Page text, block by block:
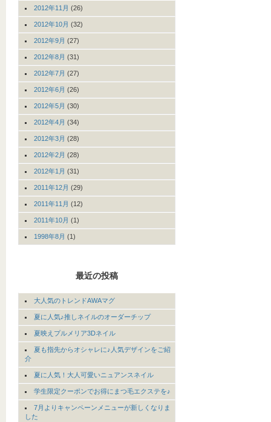
2012年11月 (26)
2012年10月 (32)
2012年9月 (27)
2012年8月 (31)
2012年7月 (27)
2012年6月 (26)
2012年5月 (30)
2012年4月 (34)
2012年3月 (28)
2012年2月 (28)
2012年1月 (31)
2011年12月 (29)
2011年11月 (12)
2011年10月 (1)
1998年8月 (1)
最近の投稿
大人気のトレンドAWAマグ
夏に人気♪推しネイルのオーダーチップ
夏映えプルメリア3Dネイル
夏も指先からオシャレに♪人気デザインをご紹
介
夏に人気！大人可愛いニュアンスネイル
学生限定クーポンでお得にまつ毛エクステを♪
7月よりキャンペーンメニューが新しくなりま
した